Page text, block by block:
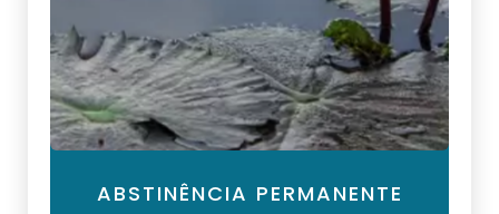
ABSTINÊNCIA PERMANENTE